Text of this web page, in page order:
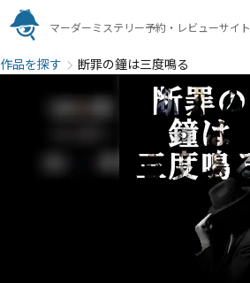
マーダーミステリー予約・レビューサイト
作品を探す 断罪の鐘は三度鳴る